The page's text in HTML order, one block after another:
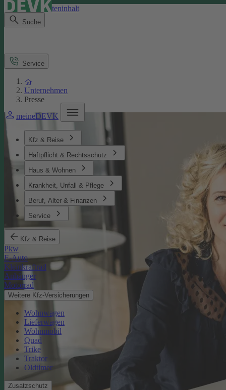
Direkt zum Seiteninhalt
Suche
meineDEVK
Kfz & Reise
Haftpflicht & Rechtsschutz
Haus & Wohnen
Krankheit, Unfall & Pflege
Beruf, Alter & Finanzen
Service
Kfz & Reise
Pkw
E-Auto
Kleinkraftrad
Anhänger
Motorrad
Weitere Kfz-Versicherungen
Wohnwagen
Lieferwagen
Wohnmobil
Quad
Trike
Traktor
Oldtimer
Zusatzschutz
Service
Unternehmen
Presse